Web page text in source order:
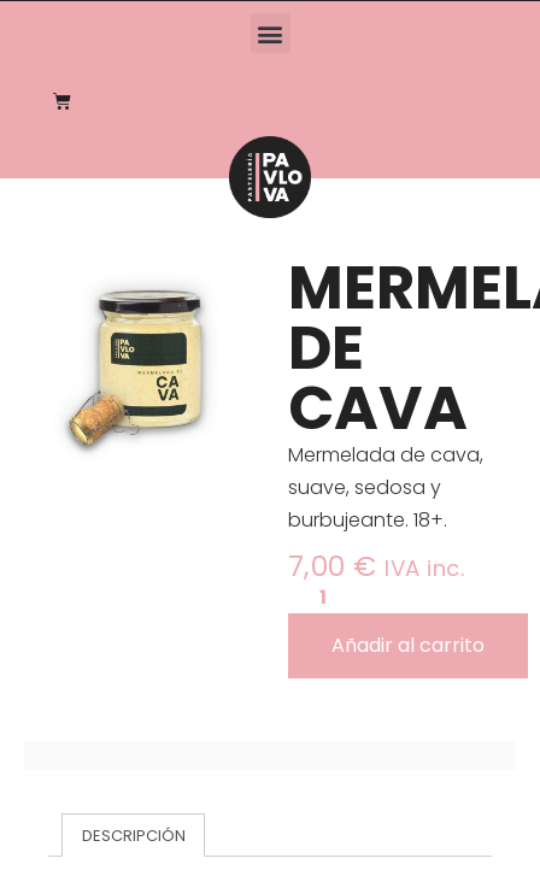
DE
CAVA
Mermelada de cava,
suave, sedosa y
burbujeante. 18+.
7,00 € IVA inc.
Añadir al carrito
DESCRIPCIÓN